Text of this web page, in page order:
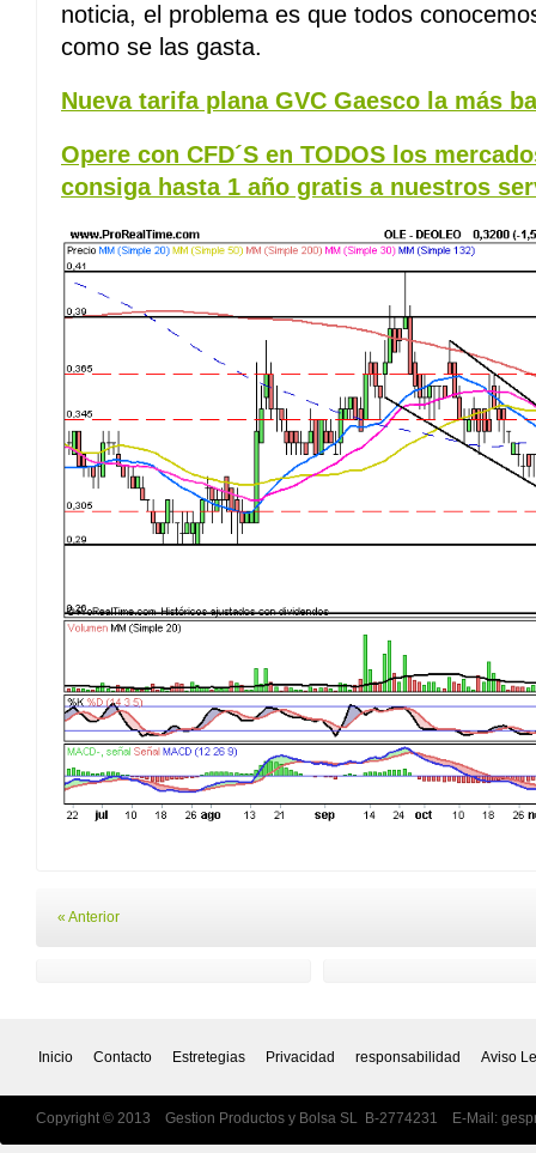
noticia, el problema es que todos
como se las gasta.
Nueva tarifa plana GVC Gaesco la más
Opere con CFD´S en TODOS los
consiga hasta 1 año gratis a nuestros
« Anterior
Inicio Contacto Estretegias Privacidad responsabilidad Aviso
Copyright © 2013 Gestion Productos y Bolsa SL B-2774231 E-Mail: